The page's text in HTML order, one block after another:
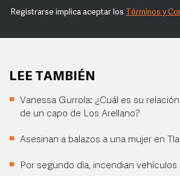
Registrarse implica aceptar los Términos y
LEE TAMBIÉN
Vanessa Gurrola: ¿Cuál es su
de un capo de Los Arellano?
Asesinan a balazos a una mujer en
Por segundo día, incendian